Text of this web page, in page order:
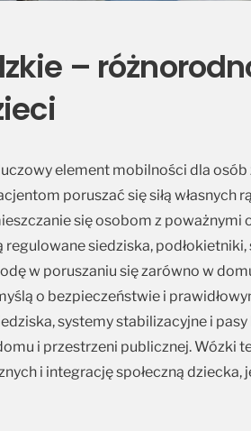
–
element mobilności dla
poruszać się siłą własnych
się osobom z poważnymi
siedziska,
w poruszaniu się zarówno w
o bezpieczeństwie i
systemy stabilizacyjne i
i przestrzeni publicznej. Wózki
i integrację społeczną